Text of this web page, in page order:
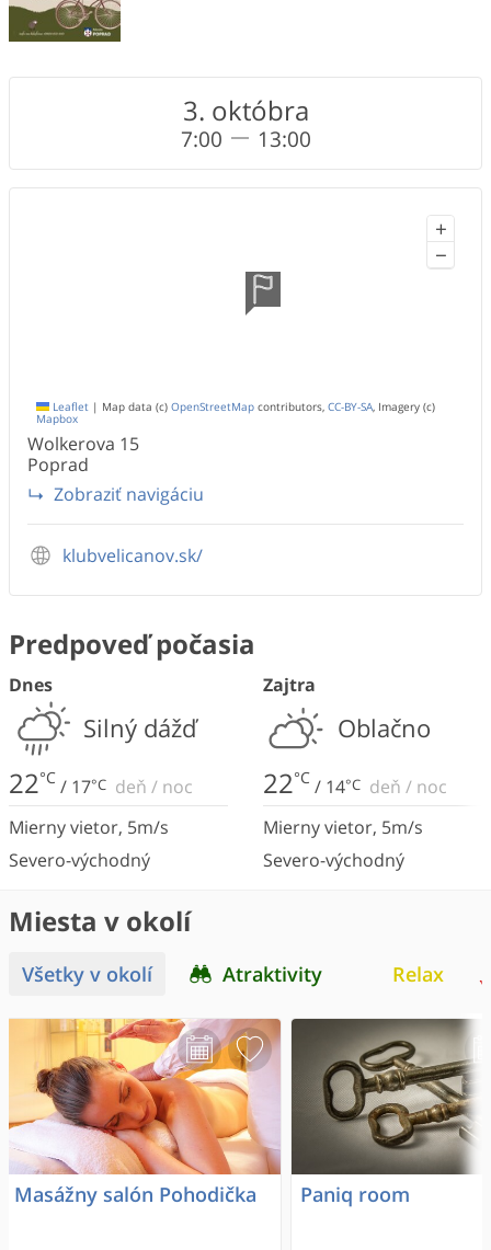
3. októbra
7:00 13:00
+
−
Leaflet | Map data (c) OpenStreetMap contributors, CC-BY-SA , Imagery (c)
Mapbox
Wolkerova 15
Poprad
Zobraziť navigáciu
klubvelicanov.sk/
Predpoveď počasia
Dnes
Silný dážď
22°C / 17°C deň / noc
Mierny vietor, 5m/s
Severo-východný
Zajtra
Oblačno
22°C / 14°C deň / noc
Mierny vietor, 5m/s
Severo-východný
Miesta v okolí
Všetky v okolí Atraktivity Relax
Masážny salón Pohodička Paniq room